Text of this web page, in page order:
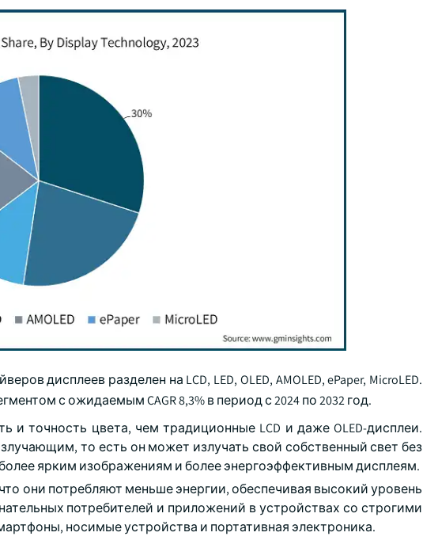
дисплеев разделен на LCD, LED, OLED, AMOLED, ePaper, MicroLED.
с ожидаемым CAGR 8,3% в период с 2024 по 2032 год.
и точность цвета, чем традиционные LCD и даже OLED-дисплеи.
то есть он может излучать свой собственный свет без
ярким изображениям и более энергоэффективным дисплеям.
они потребляют меньше энергии, обеспечивая высокий уровень
потребителей и приложений в устройствах со строгими
носимые устройства и портативная электроника.